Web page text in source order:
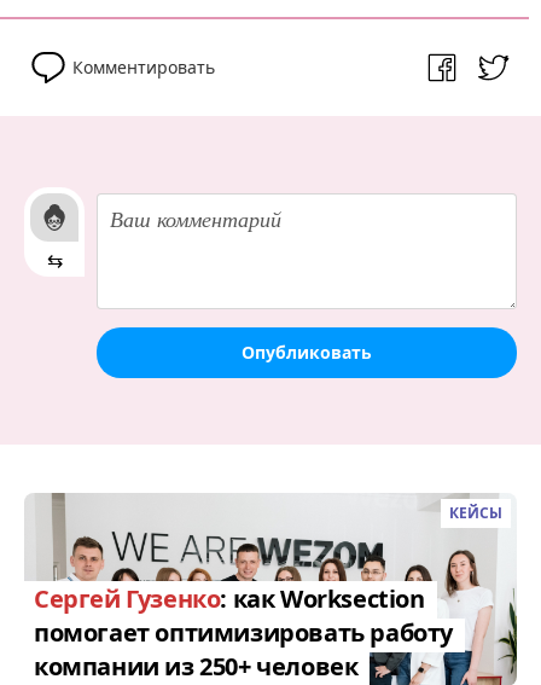
Комментировать
⇆
Опубликовать
КЕЙСЫ
Сергей Гузенко: как Worksection
помогает оптимизировать работу
компании из 250+ человек